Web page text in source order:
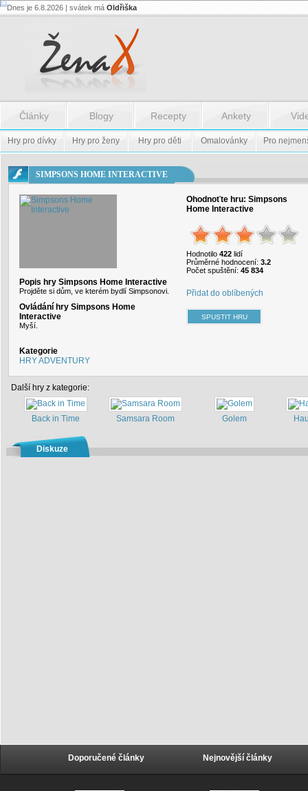
Flash.nazev
Flash.nazev
Dnes je 6.8.2026 | svátek má Oldřiška
Články Blogy Recepty Ankety
Hry pro dívky Hry pro ženy Hry pro děti Omalovánky Pro
SIMPSONS HOME INTERACTIVE
Popis hry Simpsons Home Interactive
Projděte si dům, ve kterém bydlí Simpsonovi.
Ovládání hry Simpsons Home
Interactive
Myší.
Kategorie
HRY ADVENTURY
Ohodnoťte hru: Simpsons
Home Interactive
Hodnotilo 422 lidí
Průměrné hodnocení: 3.2
Počet spuštění: 45 834
Přidat do oblíbených
Další hry z kategorie:
Back in Time Samsara Room Golem
Diskuze
Doporučené články Nejnovější články